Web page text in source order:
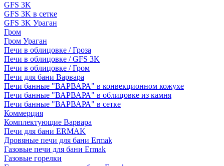
GFS 3K
GFS 3K в сетке
GFS 3K Ураган
Гром
Гром Ураган
Печи в облицовке / Гроза
Печи в облицовке / GFS 3K
Печи в облицовке / Гром
Печи для бани Варвара
Печи банные "ВАРВАРА" в конвекционном кожухе
Печи банные "ВАРВАРА" в облицовке из камня
Печи банные "ВАРВАРА" в сетке
Коммерция
Комплектующие Варвара
Печи для бани ERMAK
Дровяные печи для бани Ermak
Газовые печи для бани Ermak
Газовые горелки